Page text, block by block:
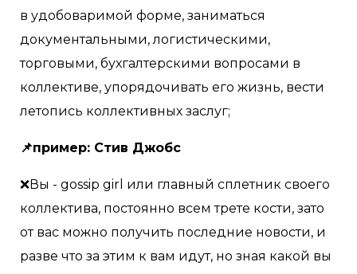
в удобоваримой форме, заниматься
документальными, логистическими,
торговыми, бухгалтерскими вопросами в
коллективе, упорядочивать его жизнь, вести
летопись коллективных заслуг;
📌пример: Стив Джобс
❌Вы - gossip girl или главный сплетник своего
коллектива, постоянно всем трете кости, зато
от вас можно получить последние новости, и
разве что за этим к вам идут, но зная какой вы